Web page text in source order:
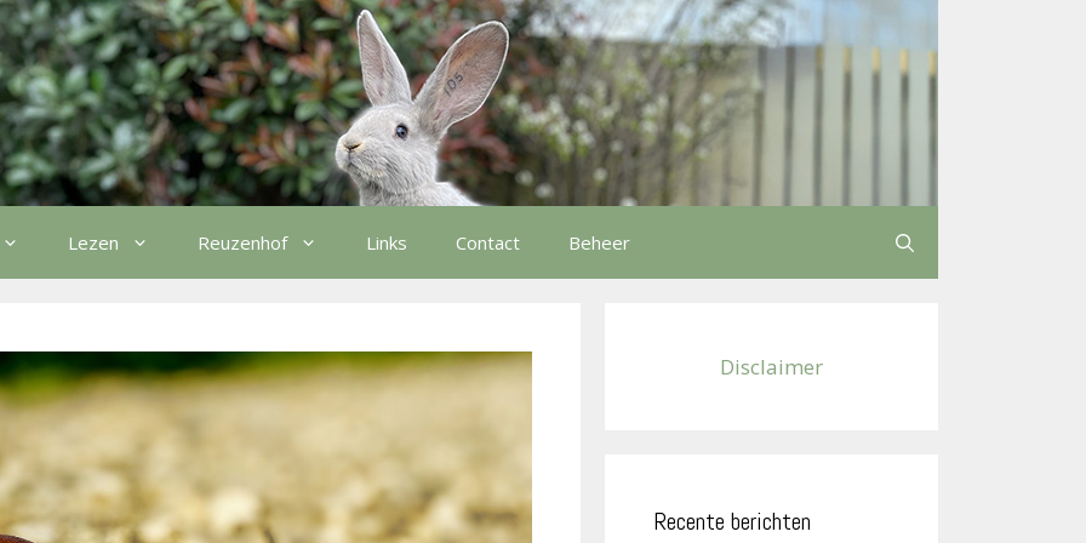
Lezen Reuzenhof Links Contact Beheer
Disclaimer
Recente berichten